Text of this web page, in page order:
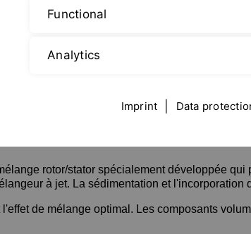
consiste à mélanger diverses préparations
homogène même les ingrédients à haute
rotor/stator spécialement développée
à jet. La sédimentation et l'incorporation
de mélange optimal. Les composants
Functional
Analytics
Imprint Data